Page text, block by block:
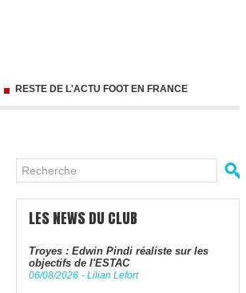
RESTE DE L'ACTU FOOT EN FRANCE
LES NEWS DU CLUB
Troyes : Edwin Pindi réaliste sur les
objectifs de l'ESTAC
06/08/2026 - Lilian Lefort